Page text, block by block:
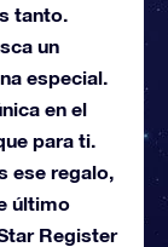
tanto.
un
especial.
en el
para ti.
ese regalo,
último
Register